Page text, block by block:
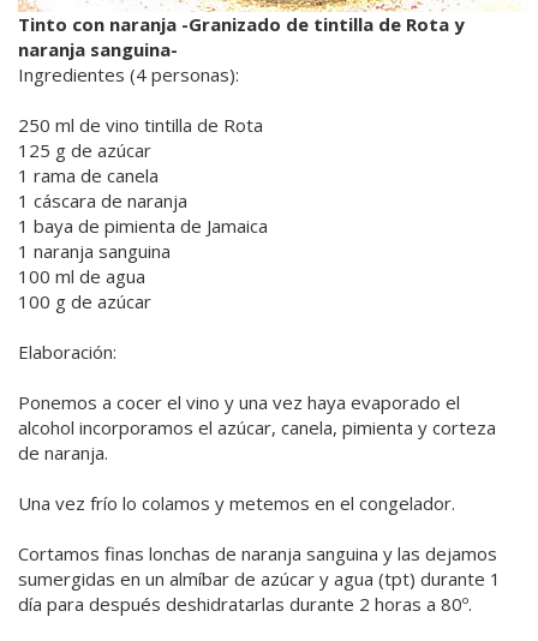
Tinto con naranja -Granizado de tintilla de Rota y
naranja sanguina-
Ingredientes (4 personas):
250 ml de vino tintilla de Rota
125 g de azúcar
1 rama de canela
1 cáscara de naranja
1 baya de pimienta de Jamaica
1 naranja sanguina
100 ml de agua
100 g de azúcar
Elaboración:
Ponemos a cocer el vino y una vez haya evaporado el
alcohol incorporamos el azúcar, canela, pimienta y corteza
de naranja.
Una vez frío lo colamos y metemos en el congelador.
Cortamos finas lonchas de naranja sanguina y las dejamos
sumergidas en un almíbar de azúcar y agua (tpt) durante 1
día para después deshidratarlas durante 2 horas a 80º.